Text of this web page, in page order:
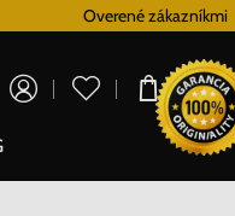
Overené zákazníkmi
0,00 €